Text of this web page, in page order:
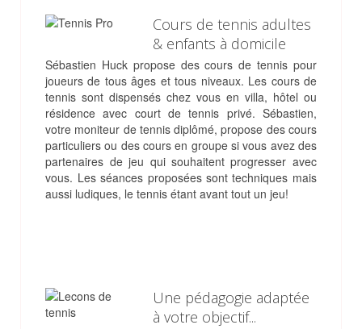
Cours de tennis adultes
& enfants à domicile
Sébastien Huck propose des cours de tennis pour
joueurs de tous âges et tous niveaux. Les cours de
tennis sont dispensés chez vous en villa, hôtel ou
résidence avec court de tennis privé. Sébastien,
votre moniteur de tennis diplômé, propose des cours
particuliers ou des cours en groupe si vous avez des
partenaires de jeu qui souhaitent progresser avec
vous. Les séances proposées sont techniques mais
aussi ludiques, le tennis étant avant tout un jeu!
Une pédagogie adaptée
à votre objectif...